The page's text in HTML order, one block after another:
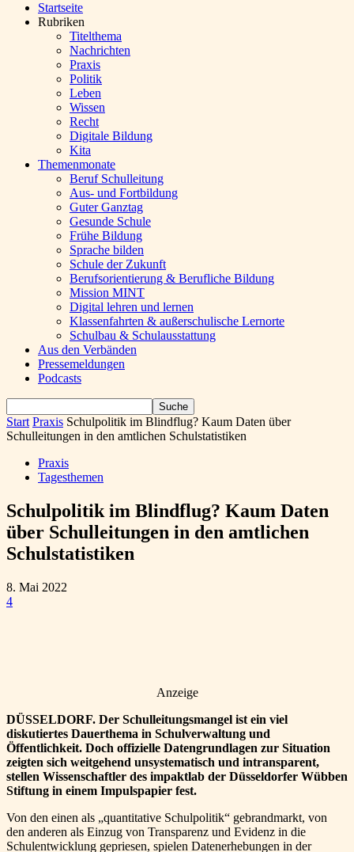
Startseite
Rubriken
Titelthema
Nachrichten
Praxis
Politik
Leben
Wissen
Recht
Digitale Bildung
Kita
Themenmonate
Beruf Schulleitung
Aus- und Fortbildung
Guter Ganztag
Gesunde Schule
Frühe Bildung
Sprache bilden
Schule der Zukunft
Berufsorientierung & Berufliche Bildung
Mission MINT
Digital lehren und lernen
Klassenfahrten & außerschulische Lernorte
Schulbau & Schulausstattung
Aus den Verbänden
Pressemeldungen
Podcasts
Start Praxis Schulpolitik im Blindflug? Kaum Daten über
Schulleitungen in den amtlichen Schulstatistiken
Praxis
Tagesthemen
Schulpolitik im Blindflug? Kaum Daten
über Schulleitungen in den amtlichen
Schulstatistiken
8. Mai 2022
4
Anzeige
DÜSSELDORF. Der Schulleitungsmangel ist ein viel
diskutiertes Dauerthema in Schulverwaltung und
Öffentlichkeit. Doch offizielle Datengrundlagen zur Situation
zeigten sich weitgehend unsystematisch und intransparent,
stellen Wissenschaftler des impaktlab der Düsseldorfer Wübben
Stiftung in einem Impulspapier fest.
Von den einen als „quantitative Schulpolitik“ gebrandmarkt, von
den anderen als Einzug von Transparenz und Evidenz in die
Schulentwicklung gepriesen, spielen Datenerhebungen in der